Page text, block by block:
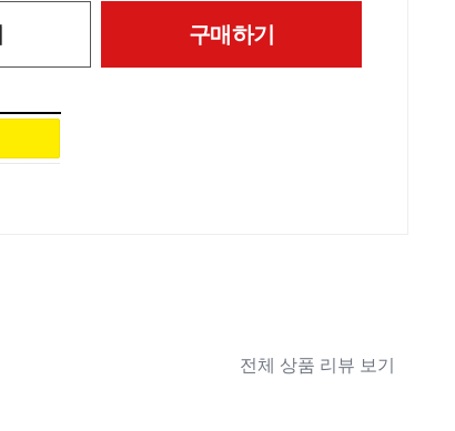
구매하기